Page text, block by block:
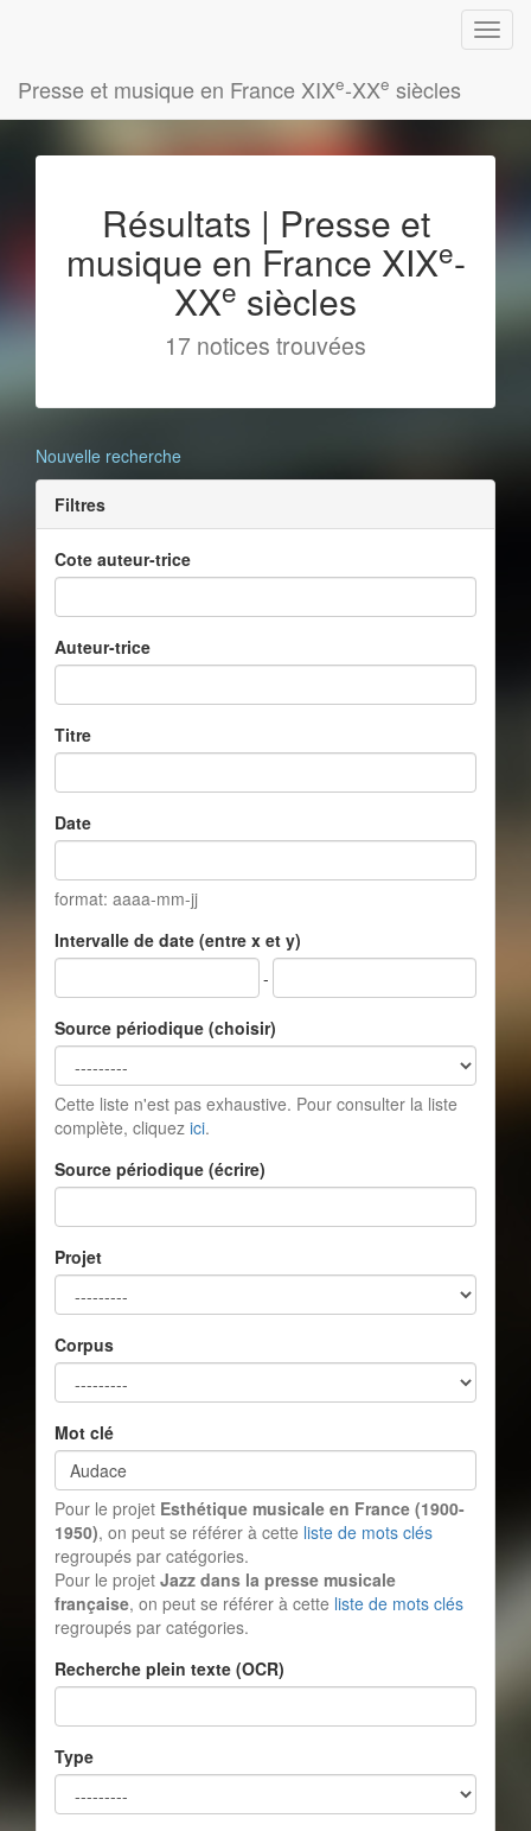
Presse et musique en France XIXe-XXe siècles
Résultats | Presse et
musique en France XIXe-
XXe siècles
17 notices trouvées
Nouvelle recherche
Filtres
Cote auteur-trice
Auteur-trice
Titre
Date
format: aaaa-mm-jj
Intervalle de date (entre x et y)
-
Source périodique (choisir)
Cette liste n'est pas exhaustive. Pour consulter la liste
complète, cliquez ici.
Source périodique (écrire)
Projet
Corpus
Mot clé
Pour le projet Esthétique musicale en France (1900-
1950), on peut se référer à cette liste de mots clés
regroupés par catégories.
Pour le projet Jazz dans la presse musicale
française, on peut se référer à cette liste de mots clés
regroupés par catégories.
Recherche plein texte (OCR)
Type